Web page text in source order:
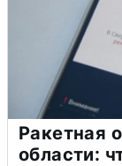
Ракетная
области: